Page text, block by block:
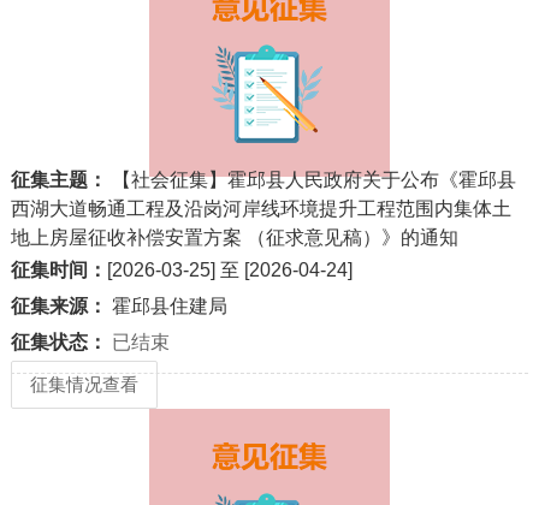
征集主题：
【社会征集】霍邱县人民政府关于公布《霍邱县
西湖大道畅通工程及沿岗河岸线环境提升工程范围内集体土
地上房屋征收补偿安置方案 （征求意见稿）》的通知
征集时间： [2026-03-25] 至 [2026-04-24]
征集来源： 霍邱县住建局
征集状态：
已结束
征集情况查看